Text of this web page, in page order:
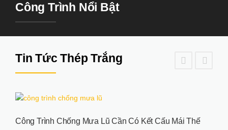
Công Trình Nổi Bật
Tin Tức Thép Trắng
Công Trình Chống Mưa Lũ Cần Có Kết Cấu Mái Thế